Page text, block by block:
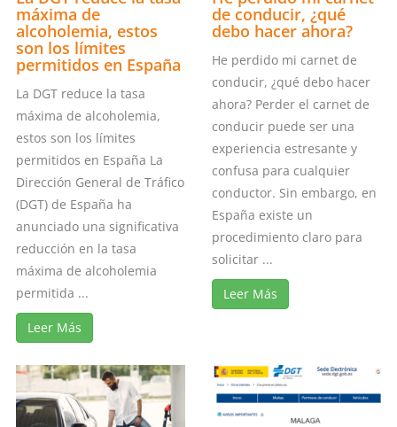
máxima de
alcoholemia, estos
son los límites
permitidos en España
La DGT reduce la tasa
máxima de alcoholemia,
estos son los límites
permitidos en España La
Dirección General de Tráfico
(DGT) de España ha
anunciado una significativa
reducción en la tasa
máxima de alcoholemia
permitida ...
Leer Más
de conducir, ¿qué
debo hacer ahora?
He perdido mi carnet de
conducir, ¿qué debo hacer
ahora? Perder el carnet de
conducir puede ser una
experiencia estresante y
confusa para cualquier
conductor. Sin embargo, en
España existe un
procedimiento claro para
solicitar ...
Leer Más